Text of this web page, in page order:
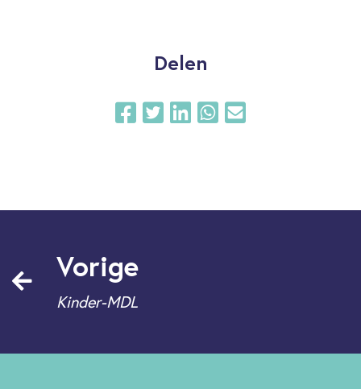
Delen
Vorige
Kinder-MDL